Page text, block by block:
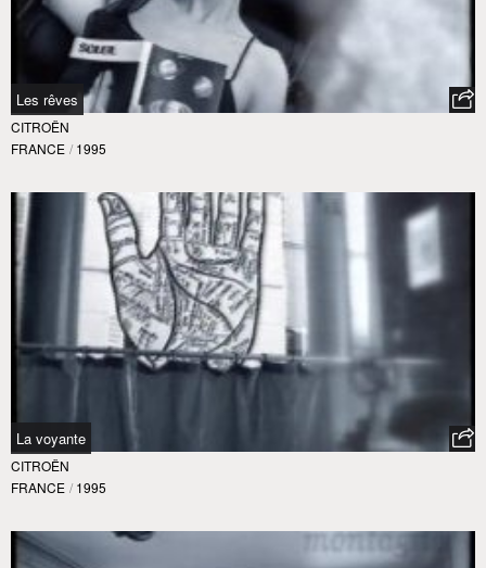
Les rêves
CITROËN
FRANCE / 1995
La voyante
CITROËN
FRANCE / 1995